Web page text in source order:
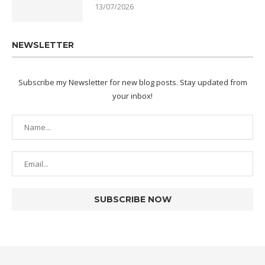
13/07/2026
NEWSLETTER
Subscribe my Newsletter for new blog posts. Stay updated from
your inbox!